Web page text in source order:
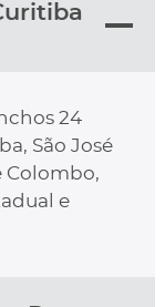
24
São José
Colombo,
e